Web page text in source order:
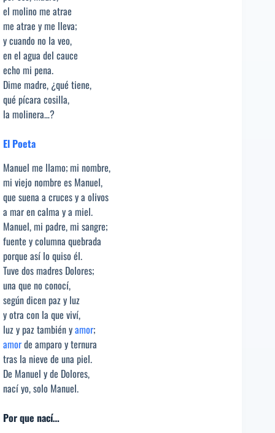
el molino me atrae
me atrae y me lleva;
y cuando no la veo,
en el agua del cauce
echo mi pena.
Dime madre, ¿qué tiene,
qué pícara cosilla,
la molinera…?
El Poeta
Manuel me llamo; mi nombre,
mi viejo nombre es Manuel,
que suena a cruces y a olivos
a mar en calma y a miel.
Manuel, mi padre, mi sangre;
fuente y columna quebrada
porque así lo quiso él.
Tuve dos madres Dolores;
una que no conocí,
según dicen paz y luz
y otra con la que viví,
luz y paz también yamor;
amorde amparo y ternura
tras la nieve de una piel.
De Manuel y de Dolores,
nací yo, solo Manuel.
Por que nací…